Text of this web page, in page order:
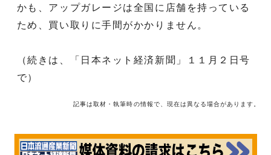
かも、アップガレージは全国に店舗を持っている
ため、買い取りに手間がかかりません。
（続きは、「日本ネット経済新聞」１１月２日号
で）
記事は取材・執筆時の情報で、現在は異なる場合があります。